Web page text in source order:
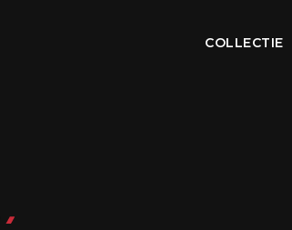
COLLECTIE